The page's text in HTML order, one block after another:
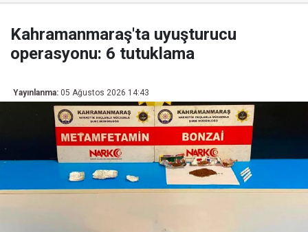
Kahramanmaraş'ta uyuşturucu
operasyonu: 6 tutuklama
Yayınlanma: 05 Ağustos 2026 14:43